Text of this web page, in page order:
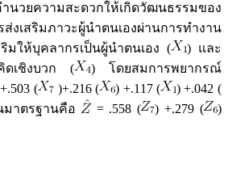
นวยความสะดวกให้เกิดวัฒนธรรมของ
งเสริมภาวะผู้นำตนเองผ่านการทำงาน
มให้บุคลากรเป็นผู้นำตนเอง (
) และ
ดเชิงบวก (
) โดยสมการพยากรณ์
( )+.216 ( ) +.117 (
) +.042 (
าตรฐานคือ
= .558 ( ) +.279 (
)